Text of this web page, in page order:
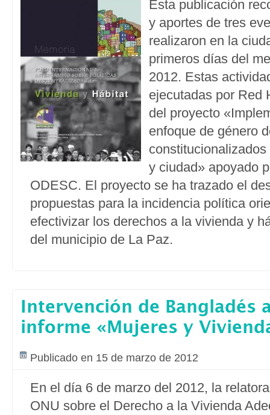
Esta publicación
y aportes de tres
realizaron en la
primeros días del
2012. Estas
ejecutadas por Red
del proyecto
enfoque de género
y ciudad» apoyado
ODESC. El proyecto se ha trazado el
propuestas para la incidencia política
efectivizar los derechos a la vivienda y
del municipio de La Paz.
Intervención de Bangladés
informe «Mujeres y
Publicado en 15 de marzo de 2012
En el día 6 de marzo del 2012, la
ONU sobre el Derecho a la Vivienda